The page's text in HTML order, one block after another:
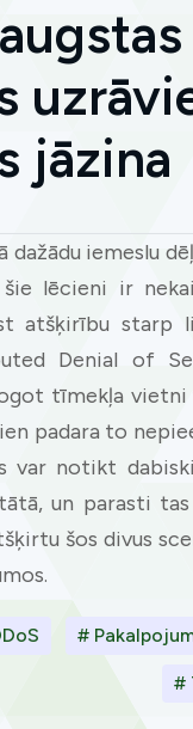
jāzina
dažādu iemeslu
lēcieni ir
atšķirību starp
Denial of
tīmekļa
padara to
var notikt
un parasti
šos divus
#
#